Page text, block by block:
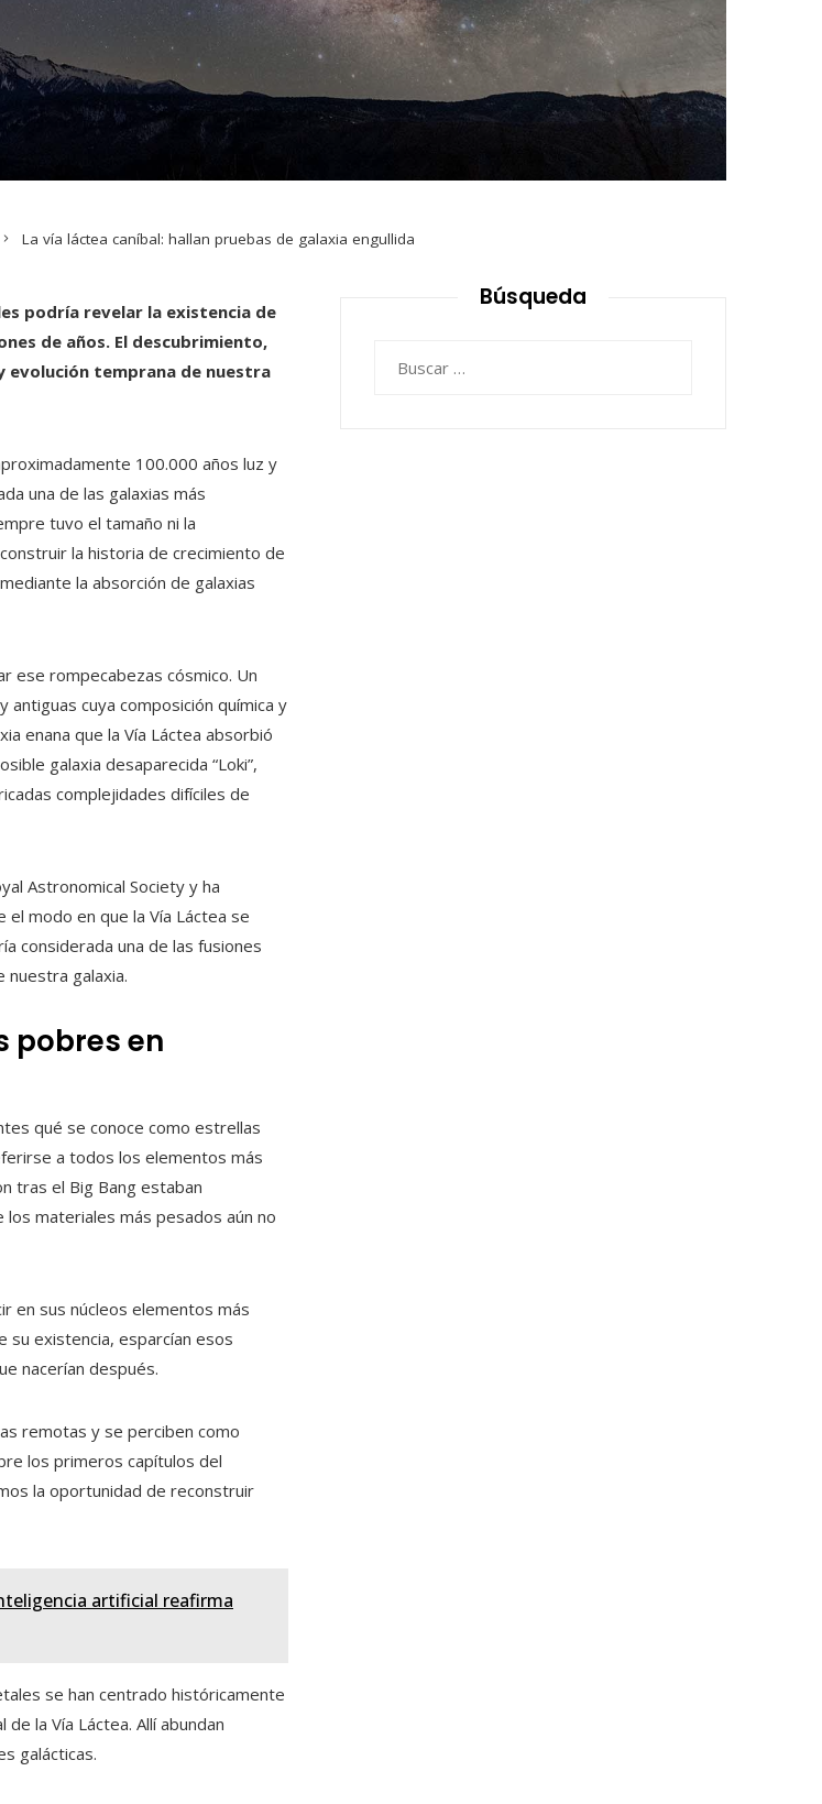
La vía láctea caníbal: hallan pruebas de galaxia engullida
podría revelar la existencia de
de años. El descubrimiento,
evolución temprana de nuestra
100.000 años luz y
una de las galaxias más
tuvo el tamaño ni la
la historia de crecimiento de
la absorción de galaxias
ese rompecabezas cósmico. Un
cuya composición química y
enana que la Vía Láctea absorbió
galaxia desaparecida “Loki”,
complejidades difíciles de
Astronomical Society y ha
modo en que la Vía Láctea se
considerada una de las fusiones
nuestra galaxia.
pobres en
qué se conoce como estrellas
a todos los elementos más
tras el Big Bang estaban
materiales más pesados aún no
en sus núcleos elementos más
su existencia, esparcían esos
nacerían después.
remotas y se perciben como
los primeros capítulos del
la oportunidad de reconstruir
artificial reafirma
se han centrado históricamente
la Vía Láctea. Allí abundan
galácticas.
Búsqueda